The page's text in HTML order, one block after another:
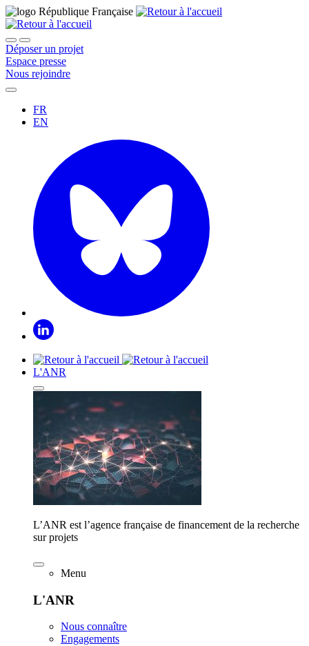
Déposer un projet
Espace presse
Nous rejoindre
FR
EN
L'ANR
L’ANR est l’agence française de financement de la recherche
sur projets
Menu
L'ANR
Nous connaître
Engagements